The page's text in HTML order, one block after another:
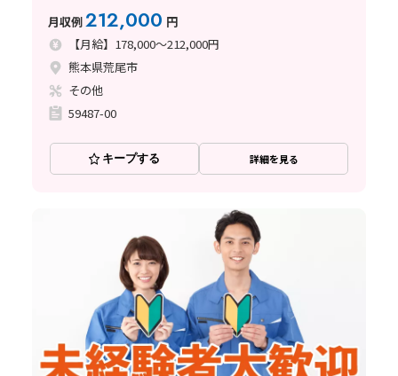
月収例212,000 円
【月給】178,000～212,000円
熊本県荒尾市
その他
59487-00
キープする 詳細を見る